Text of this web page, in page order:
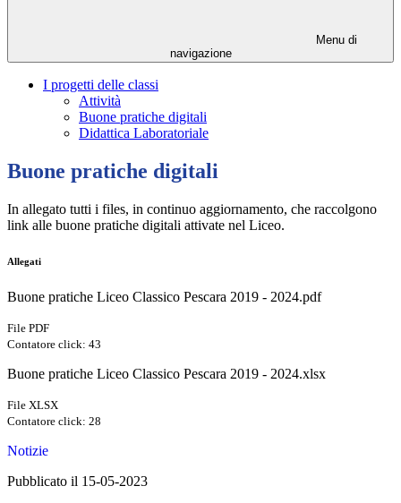
Menu di
navigazione
I progetti delle classi
Attività
Buone pratiche digitali
Didattica Laboratoriale
Buone pratiche digitali
In allegato tutti i files, in continuo aggiornamento, che raccolgono
link alle buone pratiche digitali attivate nel Liceo.
Allegati
Buone pratiche Liceo Classico Pescara 2019 - 2024.pdf
File PDF
Contatore click: 43
Buone pratiche Liceo Classico Pescara 2019 - 2024.xlsx
File XLSX
Contatore click: 28
Notizie
Pubblicato il 15-05-2023